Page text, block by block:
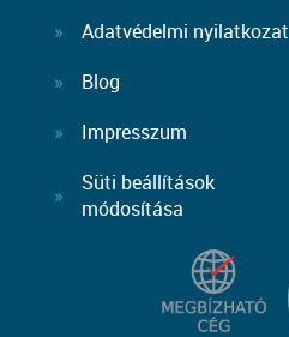
Adatvédelmi nyilatkozat
Blog
Impresszum
Süti beállítások
módosítása